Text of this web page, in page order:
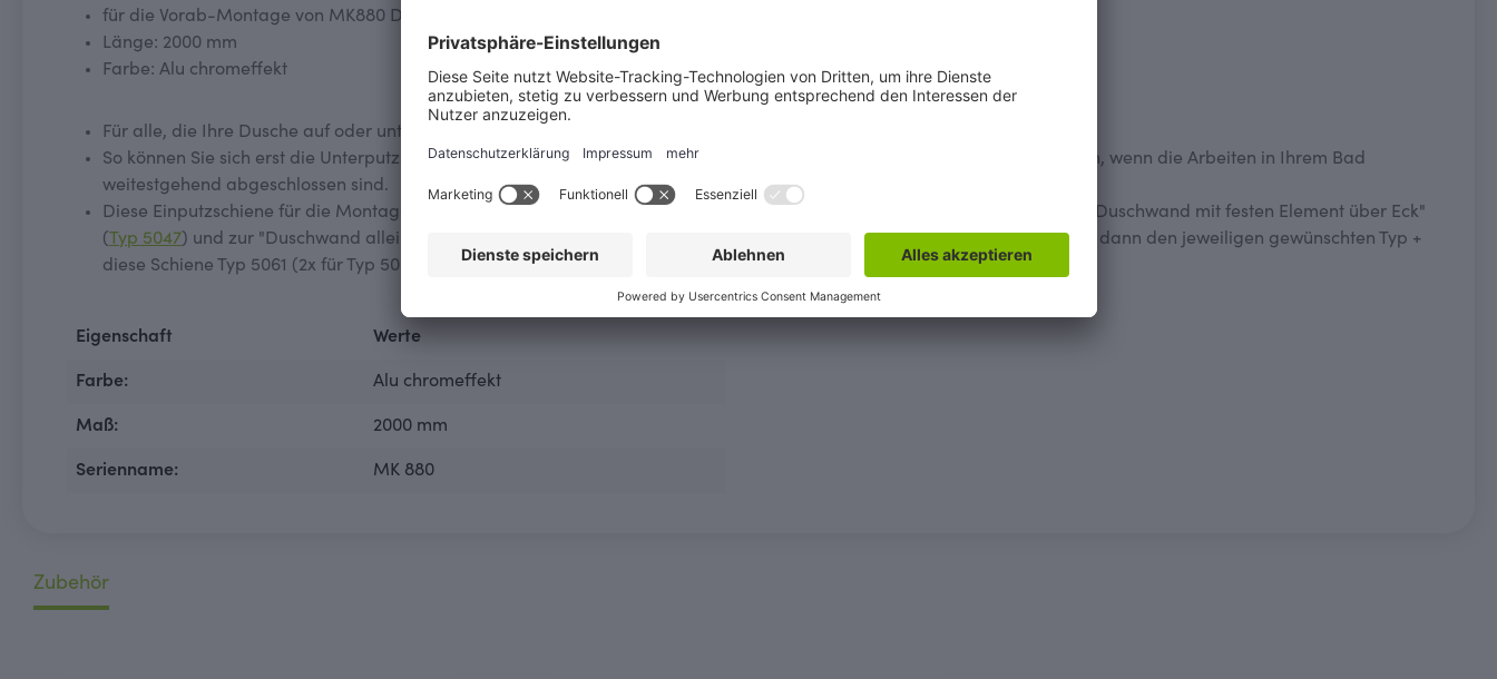
für die Vorab-Montage von MK880 Duschwänden Typ 5046, Typ 5047, Typ 5050
Länge: 2000 mm
Farbe: Alu chromeffekt
Für alle, die Ihre Dusche auf oder unter Putz montieren möchten, bieten wir einen Baukasten an:
So können Sie sich erst die Unterputzschiene, sowie ggfs. das Wandanschlussprofil bestellen, und ordern das Glas erst dann, wenn die Arbeiten in Ihrem Bad
weitestgehend abgeschlossen sind.
Diese Einputzschiene für die Montage
), zur "Duschwand mit festen Element über Eck"
(Typ 5047) und zur "Duschwand alleinstehend mit zusätzlicher Seitenwand" (
) dazubestellt werden - bestellen Sie dann den jeweiligen gewünschten Typ +
diese Schiene Typ 5061 (2x für Typ 5050).
Eigenschaft Werte
Farbe: Alu chromeffekt
Maß: 2000 mm
Serienname: MK 880
Zubehör